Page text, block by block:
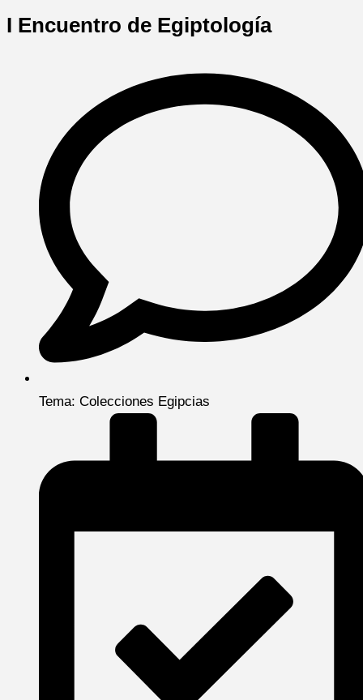
I Encuentro de Egiptología
Tema: Colecciones Egipcias